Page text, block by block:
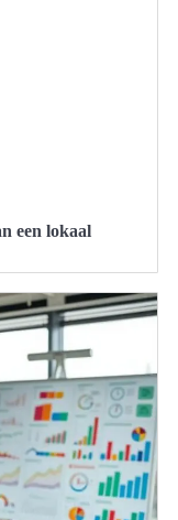
een lokaal